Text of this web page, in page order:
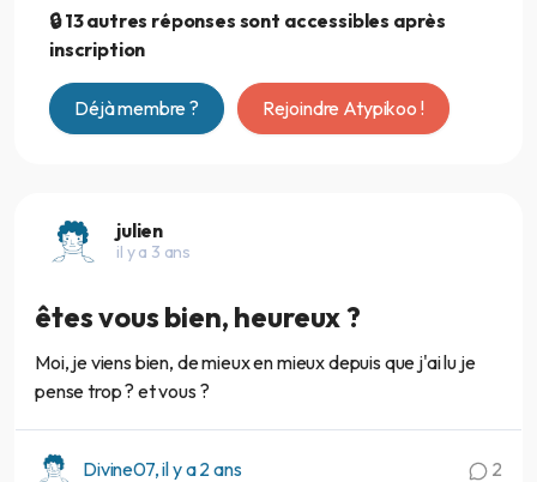
🔒 13 autres réponses sont accessibles après
inscription
Déjà membre ? Rejoindre Atypikoo !
julien
il y a 3 ans
êtes vous bien, heureux ?
Moi, je viens bien, de mieux en mieux depuis que j'ai lu je
pense trop ? et vous ?
Divine07, il y a 2 ans 2